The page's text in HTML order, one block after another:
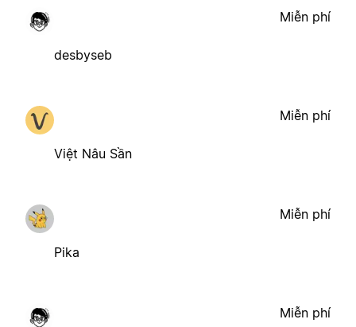
desbyseb
Miễn phí
Việt Nâu Sần
Miễn phí
Pika
Miễn phí
Miễn phí